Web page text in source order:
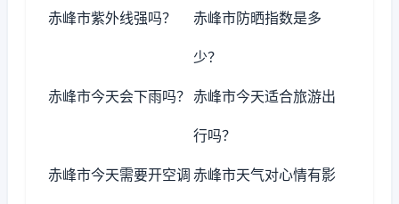
赤峰市紫外线强吗？ 赤峰市防晒指数是多
少？
赤峰市今天会下雨吗？ 赤峰市今天适合旅游出
行吗？
赤峰市今天需要开空调 赤峰市天气对心情有影